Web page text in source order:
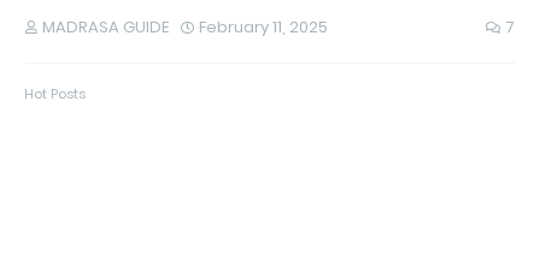
MADRASA GUIDE February 11, 2025 7
Hot Posts